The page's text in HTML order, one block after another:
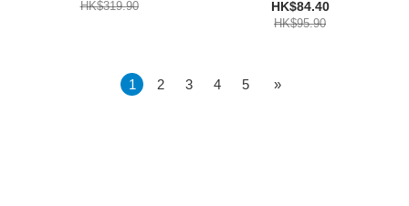
HK$319.90
HK$84.40
HK$95.90
1 2 3 4 5 »